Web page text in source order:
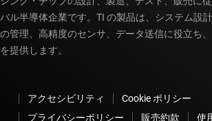
バル半導体企業です。TI の製品は、システム設
の管理、高精度のセンサ、データ送信に役立ち
を提供します。
アクセシビリティ
Cookie ポリシー
プライバシーポリシー
販売約款 使